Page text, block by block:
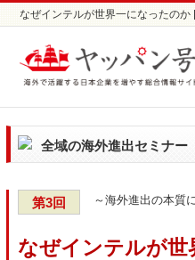
なぜインテルが世界一になったの
全域の海外進出セミナー
第3回
なぜインテルが
～海外進出の本質